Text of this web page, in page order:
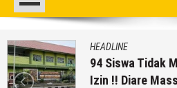
HEADLINE
94 Siswa Tidak
Izin !! Diare